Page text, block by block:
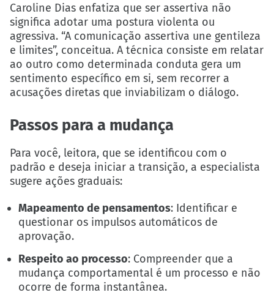
Caroline Dias enfatiza que ser assertiva não
significa adotar uma postura violenta ou
agressiva. “A comunicação assertiva une gentileza
e limites”, conceitua. A técnica consiste em relatar
ao outro como determinada conduta gera um
sentimento específico em si, sem recorrer a
acusações diretas que inviabilizam o diálogo.
Passos para a mudança
Para você, leitora, que se identificou com o
padrão e deseja iniciar a transição, a especialista
sugere ações graduais:
Mapeamento de pensamentos: Identificar e
questionar os impulsos automáticos de
aprovação.
Respeito ao processo: Compreender que a
mudança comportamental é um processo e não
ocorre de forma instantânea.